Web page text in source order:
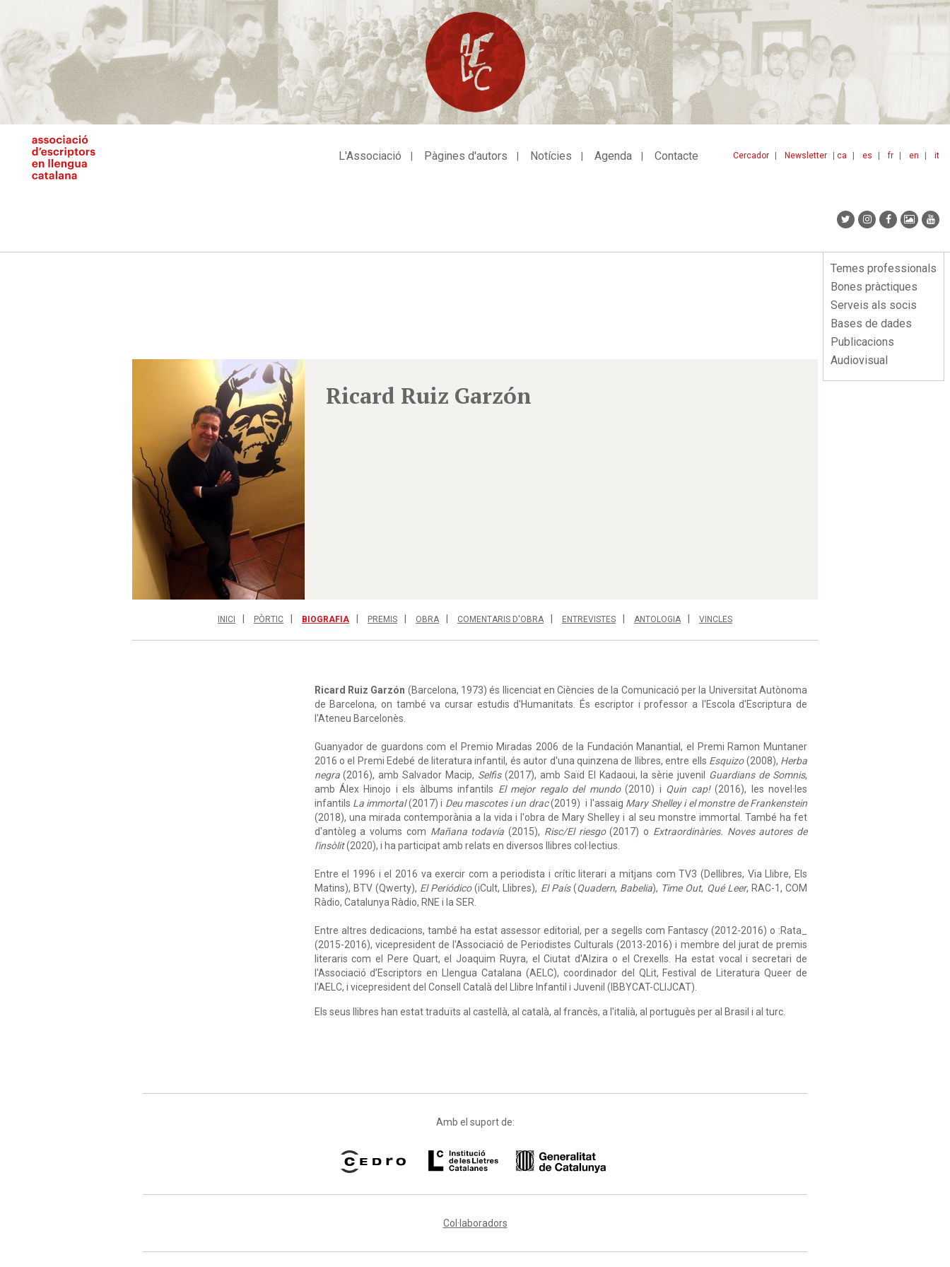
contingut
ca es fr en it
Cercador Newsletter
L'Associació Pàgines d'autors Notícies Agenda Contacte
Menu
lateral
Temes professionals
Bones pràctiques
Serveis als socis
Bases de dades
Publicacions
Audiovisual
Ricard Ruiz Garzón
INICI PÒRTIC BIOGRAFIA PREMIS OBRA COMENTARIS D'OBRA ENTREVISTES ANTOLOGIA VINCLES
Ricard Ruiz Garzón (Barcelona, 1973) és llicenciat en Ciències de la Comunicació per la Universitat Autònoma
de Barcelona, on també va cursar estudis d'Humanitats. És escriptor i professor a l'Escola d'Escriptura de
l'Ateneu Barcelonès.
Guanyador de guardons com el Premio Miradas 2006 de la Fundación Manantial, el Premi Ramon Muntaner
2016 o el Premi Edebé de literatura infantil, és autor d'una quinzena de llibres, entre ells Esquizo(2008), Herba
negra(2016), amb Salvador Macip, Selfis(2017), amb Saïd El Kadaoui, la sèrie juvenil Guardians de Somnis,
amb Álex Hinojo i els àlbums infantils El mejor regalo del mundo(2010) i Quin cap!(2016), les novel·les
infantils La immortal(2017) i Deu mascotes i un drac(2019) i l'assaig Mary Shelley i el monstre de Frankenstein
(2018), una mirada contemporània a la vida i l'obra de Mary Shelley i al seu monstre immortal. També ha fet
d'antòleg a volums com Mañana todavía (2015), Risc/El riesgo(2017) o Extraordinàries. Noves autores de
l'insòlit(2020), i ha participat amb relats en diversos llibres col·lectius.
Entre el 1996 i el 2016 va exercir com a periodista i crític literari a mitjans com TV3 (Dellibres, Via Llibre, Els
Matins), BTV (Qwerty), El Periódico(iCult, Llibres), El País(Quadern, Babelia), Time Out, Qué Leer, RAC-1, COM
Ràdio, Catalunya Ràdio, RNE i la SER.
Entre altres dedicacions, també ha estat assessor editorial, per a segells com Fantascy (2012-2016) o :Rata_
(2015-2016), vicepresident de l'Associació de Periodistes Culturals (2013-2016) i membre del jurat de premis
literaris com el Pere Quart, el Joaquim Ruyra, el Ciutat d'Alzira o el Crexells. Ha estat vocal i secretari de
l'Associació d’Escriptors en Llengua Catalana (AELC), coordinador del QLit, Festival de Literatura Queer de
l'AELC, i vicepresident del Consell Català del Llibre Infantil i Juvenil (IBBYCAT-CLIJCAT).
Els seus llibres han estat traduïts al castellà, al català, al francès, a l'italià, al portuguès per al Brasil i al turc.
Amb el suport de:
Col·laboradors